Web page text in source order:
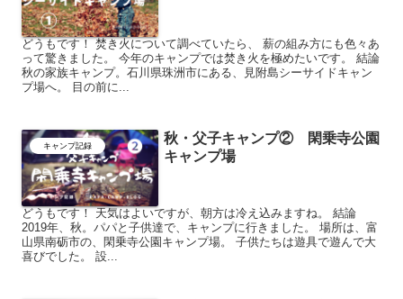
どうもです！ 焚き火について調べていたら、 薪の組み方にも色々あ
って驚きました。 今年のキャンプでは焚き火を極めたいです。 結論
秋の家族キャンプ。石川県珠洲市にある、見附島シーサイドキャン
プ場へ。 目の前に...
キャンプ記録
秋・父子キャンプ② 閑乗寺公園
キャンプ場
どうもです！ 天気はよいですが、朝方は冷え込みますね。 結論
2019年、秋。パパと子供達で、キャンプに行きました。 場所は、富
山県南砺市の、閑乗寺公園キャンプ場。 子供たちは遊具で遊んで大
喜びでした。 設...